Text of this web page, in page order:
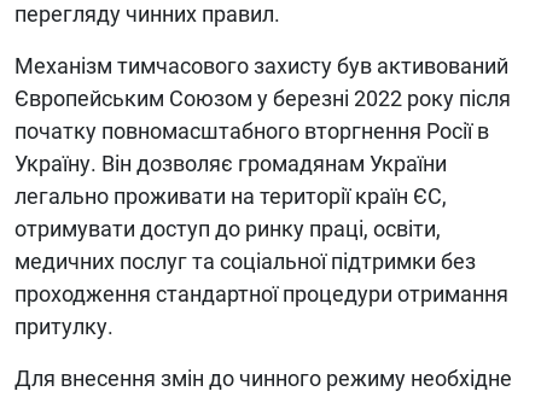
перегляду чинних правил.
Механізм тимчасового захисту був активований
Європейським Союзом у березні 2022 року після
початку повномасштабного вторгнення Росії в
Україну. Він дозволяє громадянам України
легально проживати на території країн ЄС,
отримувати доступ до ринку праці, освіти,
медичних послуг та соціальної підтримки без
проходження стандартної процедури отримання
притулку.
Для внесення змін до чинного режиму необхідне